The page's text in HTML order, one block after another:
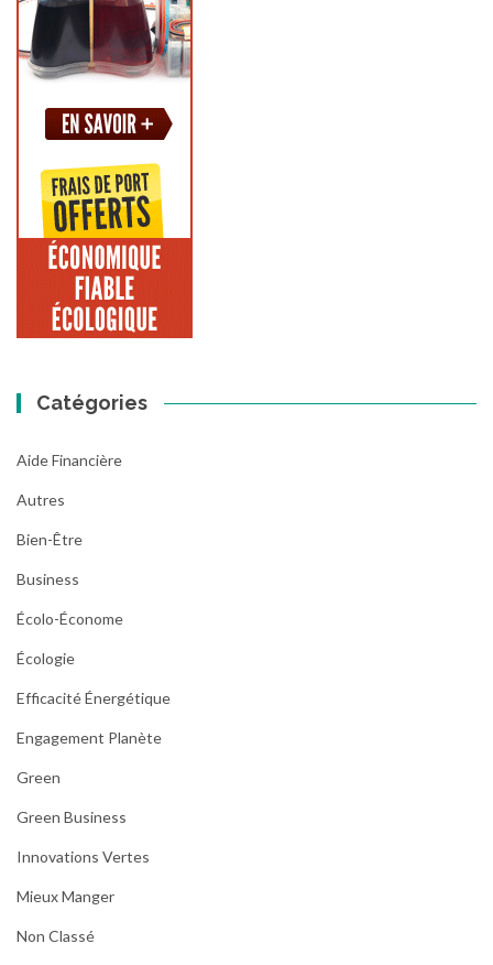
Catégories
Aide Financière
Autres
Bien-Être
Business
Écolo-Économe
Écologie
Efficacité Énergétique
Engagement Planète
Green
Green Business
Innovations Vertes
Mieux Manger
Non Classé